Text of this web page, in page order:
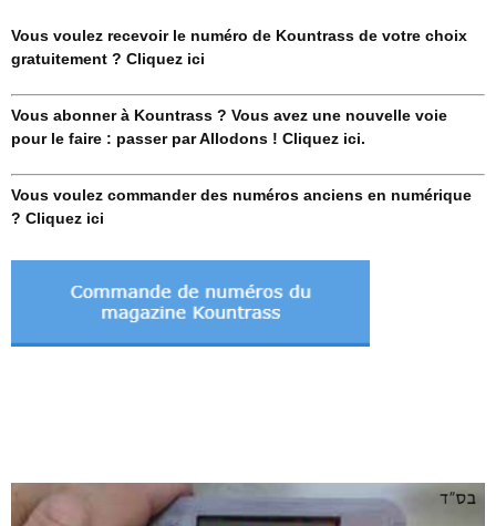
Vous voulez recevoir le numéro de Kountrass de votre choix
gratuitement ? Cliquez ici
Vous abonner à Kountrass ? Vous avez une nouvelle voie
pour le faire : passer par Allodons ! Cliquez ici.
Vous voulez commander des numéros anciens en numérique
? Cliquez ici